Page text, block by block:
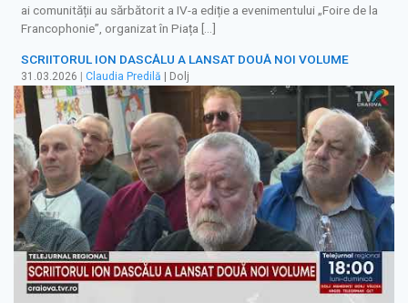
ai comunității au sărbătorit a IV-a ediție a evenimentului „Foire de la
Francophonie”, organizat în Piața […]
SCRIITORUL ION DASCĂLU A LANSAT DOUĂ NOI VOLUME
31.03.2026 Claudia Predilă | Dolj